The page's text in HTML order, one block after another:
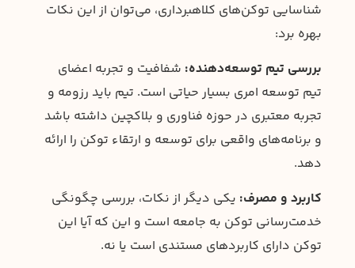
شناسایی توکن‌های کلاهبرداری، می‌توان از این نکات
بهره برد:
بررسی تیم توسعه‌دهنده: شفافیت و تجربه اعضای
تیم توسعه امری بسیار حیاتی است. تیم باید رزومه‌ و
تجربه معتبری در حوزه فناوری و بلاکچین داشته باشد
و برنامه‌های واقعی برای توسعه و ارتقاء توکن را ارائه
دهد.
کاربرد و مصرف: یکی دیگر از نکات، بررسی چگونگی
خدمت‌رسانی توکن به جامعه است و این که آیا این
توکن دارای کاربردهای مستندی است یا نه.